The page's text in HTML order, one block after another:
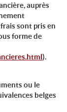
auprès
sont pris en
forme de
).
ou le
belges